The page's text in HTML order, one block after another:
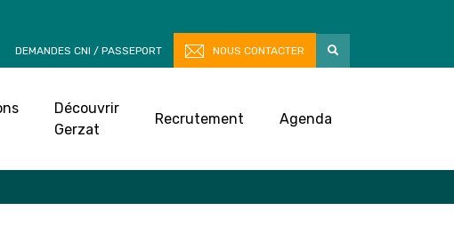
DEMANDES CNI / PASSEPORT NOUS CONTACTER
Découvrir
Gerzat
Recrutement Agenda